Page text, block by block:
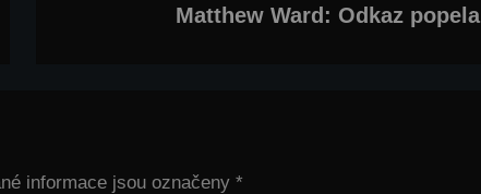
Matthew Ward: Odkaz popela
informace jsou označeny *